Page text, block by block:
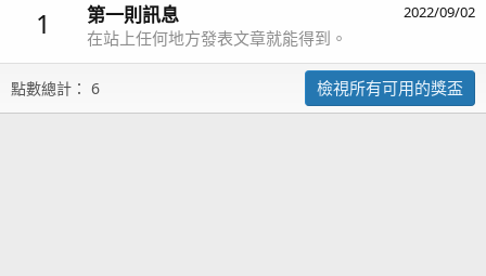
1 2022/09/02
第一則訊息
在站上任何地方發表文章就能得到。
點數總計： 6 檢視所有可用的獎盃